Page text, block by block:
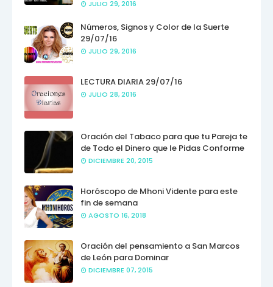
JULIO 29, 2016
Números, Signos y Color de la Suerte
29/07/16
JULIO 29, 2016
LECTURA DIARIA 29/07/16
JULIO 28, 2016
Oración del Tabaco para que tu Pareja te
de Todo el Dinero que le Pidas Conforme
DICIEMBRE 20, 2015
Horóscopo de Mhoni Vidente para este
fin de semana
AGOSTO 16, 2018
Oración del pensamiento a San Marcos
de León para Dominar
DICIEMBRE 07, 2015